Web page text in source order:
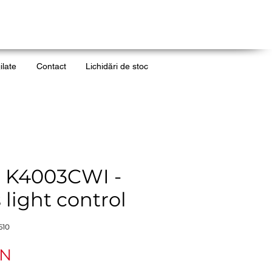
Contact Lichidări de stoc
-
light control